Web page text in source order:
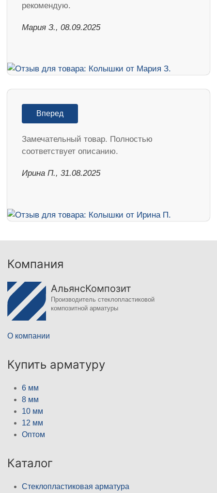
рекомендую.
Мария З., 08.09.2025
Вперед
Замечательный товар. Полностью
соответствует описанию.
Ирина П., 31.08.2025
Компания
АльянсКомпозит
Производитель стеклопластиковой
композитной арматуры
О компании
Купить арматуру
6 мм
8 мм
10 мм
12 мм
Оптом
Каталог
Стеклопластиковая арматура